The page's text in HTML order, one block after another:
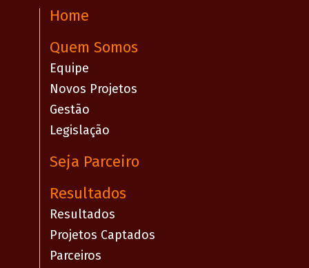
Home
Quem Somos
Equipe
Novos Projetos
Gestão
Legislação
Seja Parceiro
Resultados
Resultados
Projetos Captados
Parceiros